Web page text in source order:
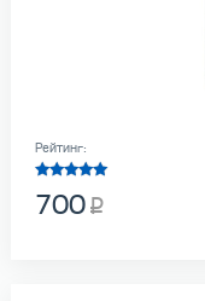
Рейтинг:
700